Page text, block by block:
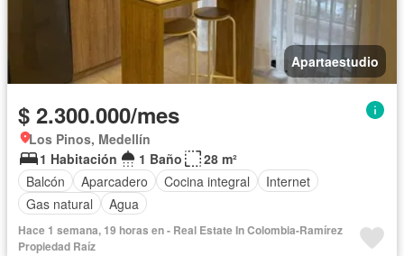
Apartaestudio
$ 2.300.000/mes
Los Pinos, Medellín
1 Habitación
1 Baño
28 m²
Balcón
Aparcadero Cocina integral
Internet
Gas natural
Agua
Hace 1 semana, 19 horas en - Real Estate In Colombia-Ramírez
Propiedad Raíz